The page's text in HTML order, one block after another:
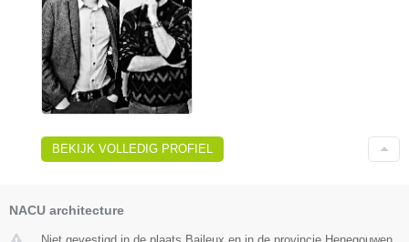
BEKIJK VOLLEDIG PROFIEL
NACU architecture